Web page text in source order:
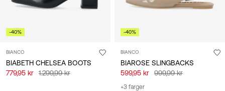
-40%
BIANCO
BIABETH CHELSEA BOOTS
779,95 kr
1.299,99 kr
-40%
BIANCO
BIAROSE SLINGBACKS
599,95 kr
999,99 kr
+3 farger